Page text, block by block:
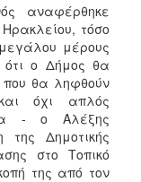
αναφέρθηκε
τόσο
μέρους
ότι ο Δήμος θα
που θα ληφθούν
όχι απλός
- ο Αλέξης
της Δημοτικής
στο Τοπικό
της από τον